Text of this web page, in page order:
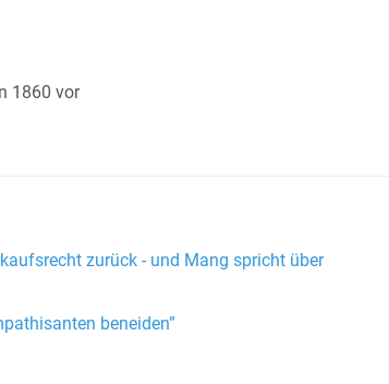
1860 vor
zurück - und Mang spricht über
beneiden”